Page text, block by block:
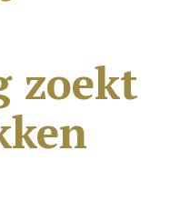
zoekt